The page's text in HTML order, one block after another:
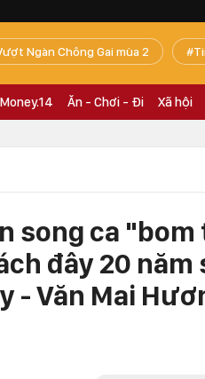
Ngàn Chông Gai mùa 2
Money.14 Ăn - Chơi - Đi Xã hội
song ca
đây 20 năm
- Văn Mai